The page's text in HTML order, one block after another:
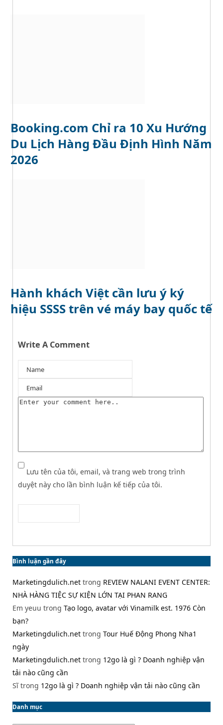
Booking.com Chỉ ra 10 Xu Hướng
Du Lịch Hàng Đầu Định Hình Năm
2026
Hành khách Việt cần lưu ý ký
hiệu SSSS trên vé máy bay quốc tế
Write A Comment
Lưu tên của tôi, email, và trang web trong trình
duyệt này cho lần bình luận kế tiếp của tôi.
Bình luận gần đây
Marketingdulich.net trong REVIEW NALANI EVENT CENTER:
NHÀ HÀNG TIỆC SỰ KIỆN LỚN TẠI PHAN RANG
Em yeuu trong Tạo logo, avatar với Vinamilk est. 1976 Còn
bạn?
Marketingdulich.net trong Tour Huế Động Phong Nha1
ngày
Marketingdulich.net trong 12go là gì ? Doanh nghiệp vận
tải nào cũng cần
Sĩtrong 12go là gì ? Doanh nghiệp vận tải nào cũng cần
Danh mục